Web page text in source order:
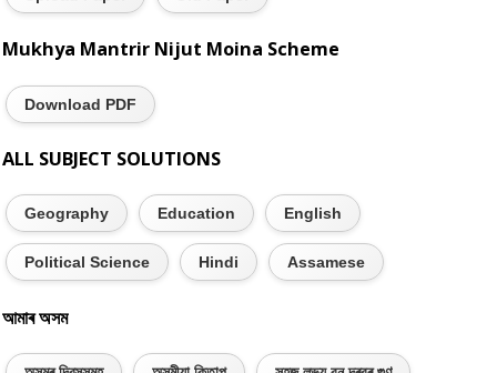
Mukhya Mantrir Nijut Moina Scheme
Download PDF
ALL SUBJECT SOLUTIONS
Geography Education English
Political Science Hindi Assamese
আমাৰ অসম